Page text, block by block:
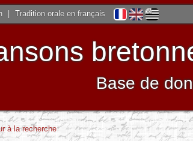
Tradition orale en français
Base de
à la recherche